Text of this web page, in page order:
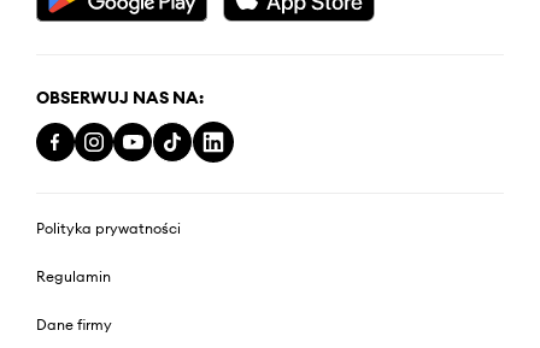
OBSERWUJ NAS NA:
Polityka prywatności
Regulamin
Dane firmy